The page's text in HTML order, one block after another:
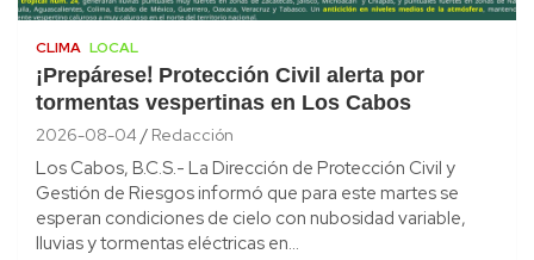
CLIMA LOCAL
¡Prepárese! Protección Civil alerta por
tormentas vespertinas en Los Cabos
2026-08-04 Redacción
Los Cabos, B.C.S.- La Dirección de Protección Civil y
Gestión de Riesgos informó que para este martes se
esperan condiciones de cielo con nubosidad variable,
lluvias y tormentas eléctricas en…